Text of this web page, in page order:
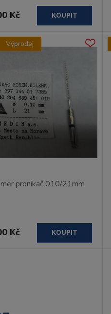
Kč KOUPIT
Výprodej
pronikač 010/21mm
Kč KOUPIT